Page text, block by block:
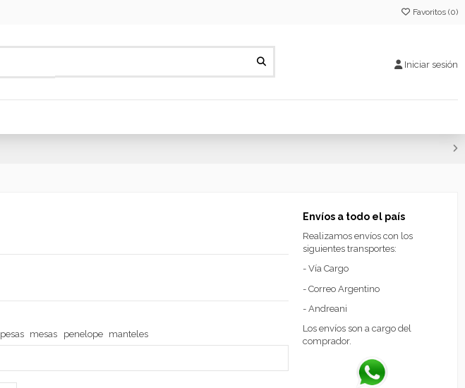
Favoritos (0)
Iniciar sesión
pesas mesas penelope manteles
Envíos a todo el país
Realizamos envíos con los
siguientes transportes:
- Vía Cargo
- Correo Argentino
- Andreani
Los envíos son a cargo del
comprador.